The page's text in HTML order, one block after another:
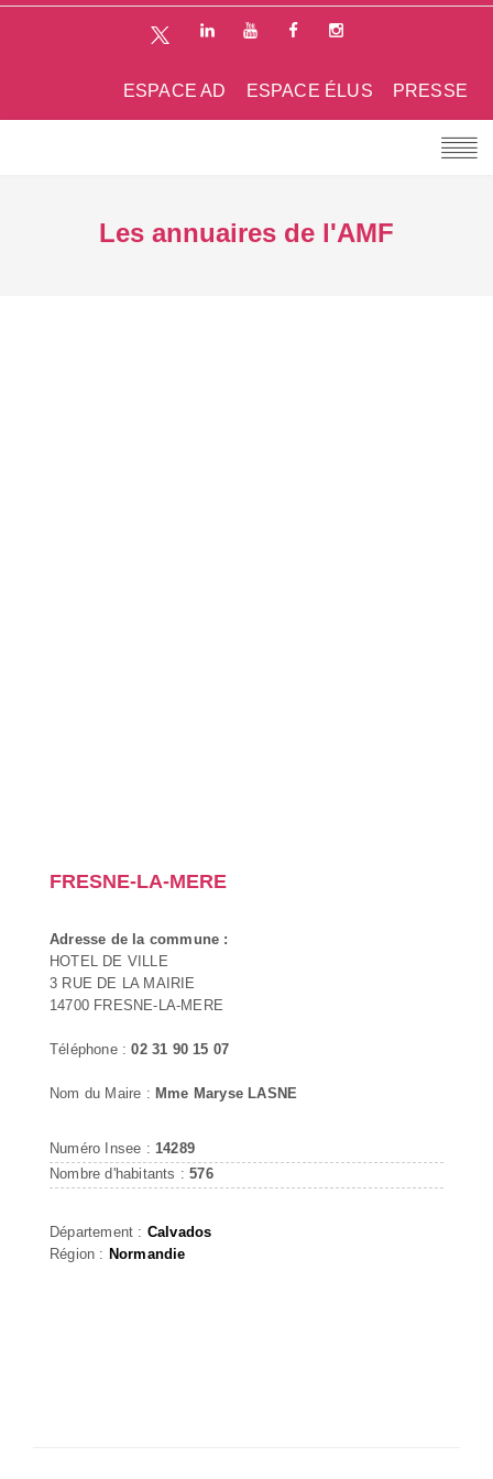
PRESSE
ESPACE ÉLUS
ESPACE AD
Les annuaires de l'AMF
FRESNE-LA-MERE
Adresse de la commune :
HOTEL DE VILLE
3 RUE DE LA MAIRIE
14700 FRESNE-LA-MERE
Téléphone :02 31 90 15 07
Nom du Maire : Mme Maryse LASNE
Numéro Insee : 14289
Nombre d'habitants :576
Département : Calvados
Région : Normandie